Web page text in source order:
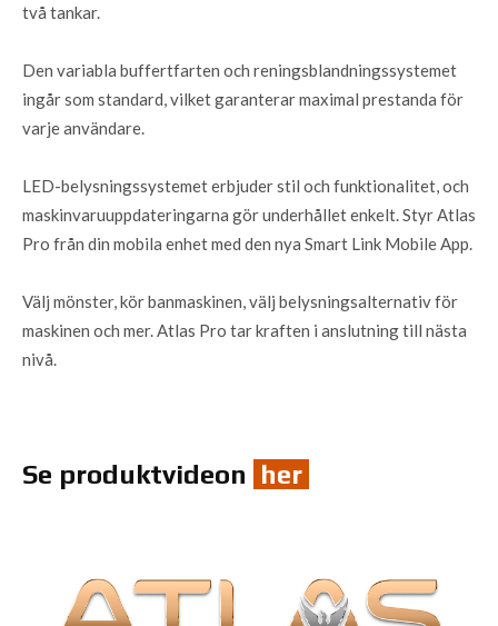
två tankar.
Den variabla buffertfarten och reningsblandningssystemet
ingår som standard, vilket garanterar maximal prestanda för
varje användare.
LED-belysningssystemet erbjuder stil och funktionalitet, och
maskinvaruuppdateringarna gör underhållet enkelt. Styr Atlas
Pro från din mobila enhet med den nya Smart Link Mobile App.
Välj mönster, kör banmaskinen, välj belysningsalternativ för
maskinen och mer. Atlas Pro tar kraften i anslutning till nästa
nivå.
Se produktvideon her